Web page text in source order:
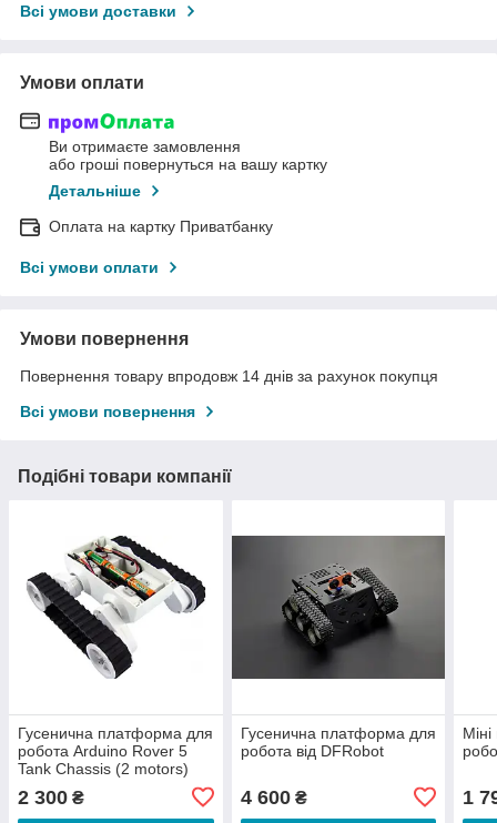
Всі умови доставки
Умови оплати
Ви отримаєте замовлення
або гроші повернуться на вашу картку
Детальніше
Оплата на картку Приватбанку
Всі умови оплати
Умови повернення
Повернення товару впродовж 14 днів за рахунок покупця
Всі умови повернення
Подібні товари компанії
Гусенична платформа для
робота Arduino Rover 5
Tank Chassis (2 motors)
2 300 ₴
Гусенична платформа для
робота від DFRobot
4 600₴ 1